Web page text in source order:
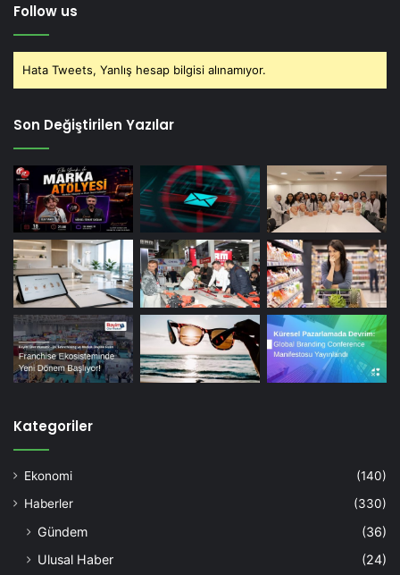
Follow us
Hata Tweets, Yanlış hesap bilgisi alınamıyor.
Son Değiştirilen Yazılar
Kategoriler
Ekonomi
(140)
Haberler
(330)
Gündem
(36)
Ulusal Haber
(24)